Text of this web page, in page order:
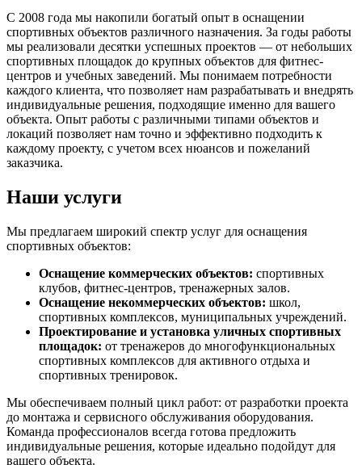
С 2008 года мы накопили богатый опыт в оснащении
спортивных объектов различного назначения. За годы работы
мы реализовали десятки успешных проектов — от небольших
спортивных площадок до крупных объектов для фитнес-
центров и учебных заведений. Мы понимаем потребности
каждого клиента, что позволяет нам разрабатывать и внедрять
индивидуальные решения, подходящие именно для вашего
объекта. Опыт работы с различными типами объектов и
локаций позволяет нам точно и эффективно подходить к
каждому проекту, с учетом всех нюансов и пожеланий
заказчика.
Наши услуги
Мы предлагаем широкий спектр услуг для оснащения
спортивных объектов:
Оснащение коммерческих объектов: спортивных
клубов, фитнес-центров, тренажерных залов.
Оснащение некоммерческих объектов: школ,
спортивных комплексов, муниципальных учреждений.
Проектирование и установка уличных спортивных
площадок: от тренажеров до многофункциональных
спортивных комплексов для активного отдыха и
спортивных тренировок.
Мы обеспечиваем полный цикл работ: от разработки проекта
до монтажа и сервисного обслуживания оборудования.
Команда профессионалов всегда готова предложить
индивидуальные решения, которые идеально подойдут для
вашего объекта.